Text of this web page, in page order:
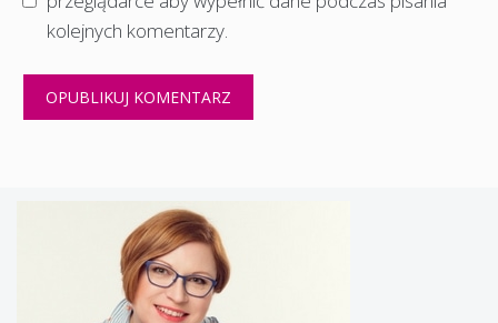
kolejnych komentarzy.